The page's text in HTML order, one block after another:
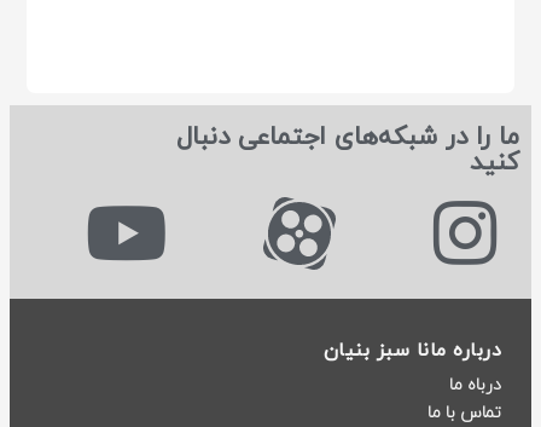
ما را در شبکه‌های اجتماعی دنبال
کنید
درباره مانا سبز بنیان
درباه ما
تماس با ما